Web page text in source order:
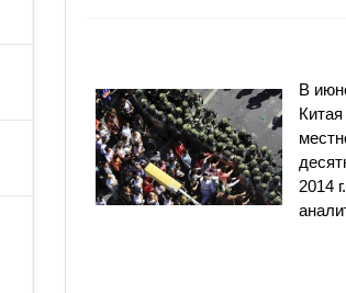
В
2014